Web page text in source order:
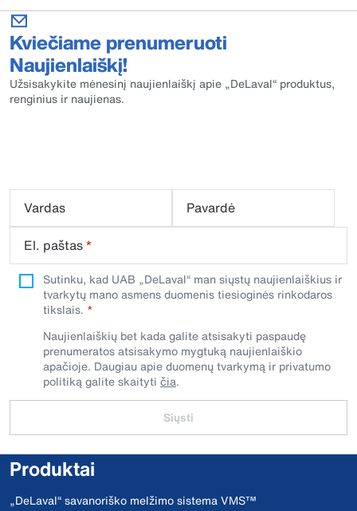
Kviečiame prenumeruoti
Naujienlaiškį!
Užsisakykite mėnesinį naujienlaiškį apie „DeLaval“ produktus,
renginius ir naujienas.
Vardas
Pavardė
El. paštas*
Sutinku, kad UAB „DeLaval“ man siųstų naujienlaiškius ir
tvarkytų mano asmens duomenis tiesioginės rinkodaros
tikslais.
Naujienlaiškių bet kada galite atsisakyti paspaudę
prenumeratos atsisakymo mygtuką naujienlaiškio
apačioje. Daugiau apie duomenų tvarkymą ir privatumo
politiką galite skaityti čia.
Siųsti
Produktai
„DeLaval“ savanoriško melžimo sistema VMS™